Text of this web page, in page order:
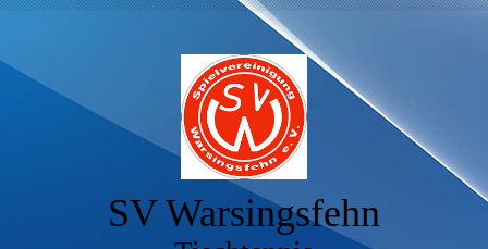
SV Warsingsfehn